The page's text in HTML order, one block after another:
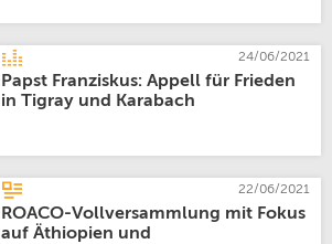
24/06/2021
Papst Franziskus: Appell für Frieden
in Tigray und Karabach
22/06/2021
ROACO-Vollversammlung mit Fokus
auf Äthiopien und